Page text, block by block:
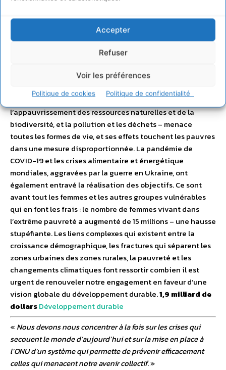
Accepter
Refuser
Voir les préférences
Politique de cookies Politique de confidentialité
Dans un contexte où la population mondiale a atteint 8
milliards d’habitants en 2022, la réalisation des objectifs
reculé en ce qui concerne la pauvreté, l’emploi, la santé et
l’éducation ainsi que dans d’autres domaines. La triple
crise planétaire – les changements climatiques,
l’appauvrissement des ressources naturelles et de la
biodiversité, et la pollution et les déchets – menace
toutes les formes de vie, et ses effets touchent les pauvres
dans une mesure disproportionnée. La pandémie de
COVID-19 et les crises alimentaire et énergétique
mondiales, aggravées par la guerre en Ukraine, ont
également entravé la réalisation des objectifs. Ce sont
avant tout les femmes et les autres groupes vulnérables
qui en font les frais : le nombre de femmes vivant dans
l’extrême pauvreté a augmenté de 15 millions – une hausse
stupéfiante. Les liens complexes qui existent entre la
croissance démographique, les fractures qui séparent les
zones urbaines des zones rurales, la pauvreté et les
changements climatiques font ressortir combien il est
urgent de renouveler notre engagement en faveur d’une
vision globale du développement durable.1,9 milliard de
dollarsDéveloppement durable
« Nous devons nous concentrer à la fois sur les crises qui
secouent le monde d’aujourd’hui et sur la mise en place à
l’ONU d’un système qui permette de prévenir efficacement
celles qui menacent notre avenir collectif. »